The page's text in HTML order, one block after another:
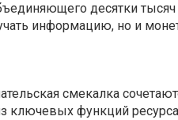
десятки
информацию, но и
смекалка
ключевых функций ресурса